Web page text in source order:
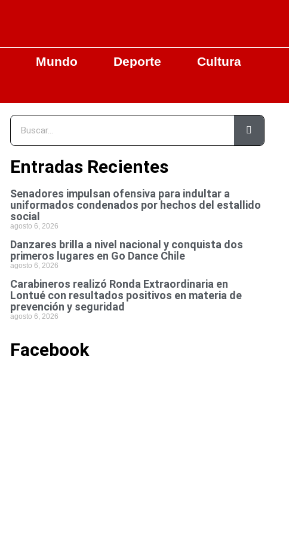
Mundo Deporte
Cultura
Entradas Recientes
Senadores impulsan ofensiva para indultar a
uniformados condenados por hechos del estallido
social
agosto 6, 2026
Danzares brilla a nivel nacional y conquista dos
primeros lugares en Go Dance Chile
agosto 6, 2026
Carabineros realizó Ronda Extraordinaria en
Lontué con resultados positivos en materia de
prevención y seguridad
agosto 6, 2026
Facebook